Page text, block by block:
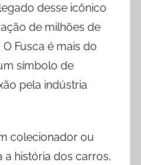
desse icônico
de milhões de
Fusca é mais do
símbolo de
pela indústria
colecionador ou
a história dos carros,